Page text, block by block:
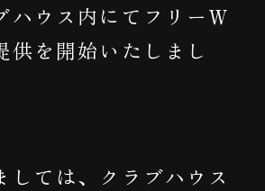
ハウス内にてフリーＷ
供を開始いたしまし
しては、クラブハウス